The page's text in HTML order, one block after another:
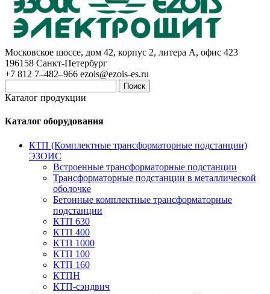
Московское шоссе, дом 42, корпус 2, литера А, офис 423
196158 Санкт-Петербург
+7 812 7–482–966 ezois@ezois-es.ru
Поиск
Каталог продукции
Каталог оборудования
КТП (Комплектные трансформаторные подстанции)
ЭЗОИС
Встроенные трансформаторные подстанции
Трансформаторные подстанции в металлической
оболочке
Бетонные комплектные трансформаторные
подстанции
КТП 630
КТП 400
КТП 1000
КТП 100
КТП 160
КТПН
КТП-сэндвич